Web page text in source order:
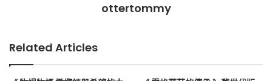
ottertommy
Related Articles